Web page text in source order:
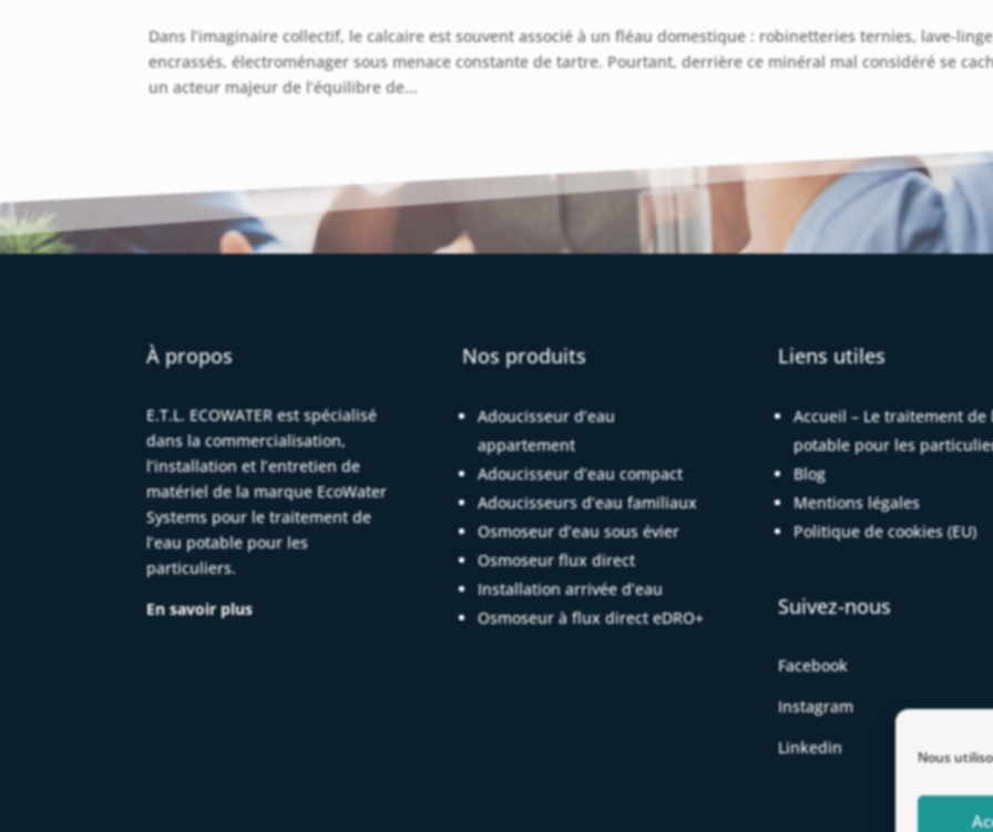
Nous
Dans l’imaginaire collectif, le calcaire est souvent associé à un fléau domestique : robinetteries ternies, lave-linge
encrassés, électroménager sous menace constante de tartre. Pourtant, derrière ce minéral mal considéré se
un acteur majeur de l’équilibre de...
À propos
E.T.L. ECOWATER est spécialisé
dans la commercialisation,
l’installation et l’entretien de
matériel de la marque EcoWater
Systems pour le traitement de
l’eau potable pour les
particuliers.
En savoir plus
Nos produits
Adoucisseur d’eau
appartement
Adoucisseur d’eau compact
Adoucisseurs d’eau familiaux
Osmoseur d’eau sous évier
Osmoseur flux direct
Installation arrivée d’eau
Osmoseur à flux direct eDRO+
Liens utiles
Accueil – Le traitement de
potable pour les
Blog
Mentions légales
Politique de cookies (EU)
Suivez-nous
Facebook
Instagram
Linkedin